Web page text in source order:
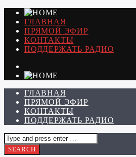
ГЛАВНАЯ
ПРЯМОЙ ЭФИР
КОНТАКТЫ
ПОДДЕРЖАТЬ РАДИО
ГЛАВНАЯ
ПРЯМОЙ ЭФИР
КОНТАКТЫ
ПОДДЕРЖАТЬ РАДИО